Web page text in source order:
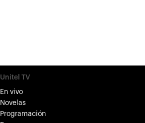
Unitel TV
En vivo
Novelas
Programación